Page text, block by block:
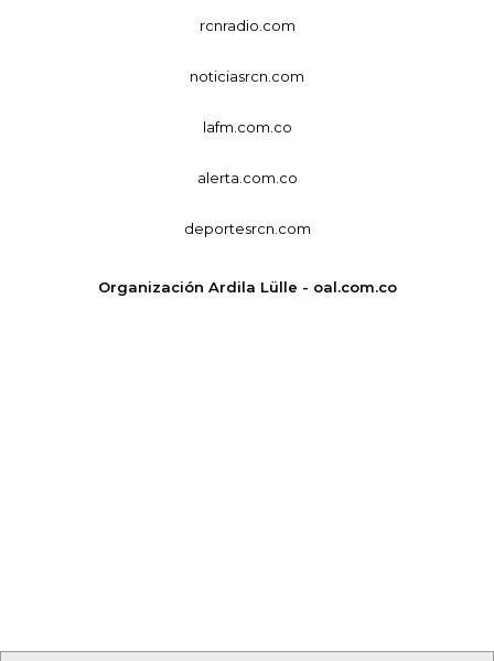
rcnradio.com
noticiasrcn.com
lafm.com.co
alerta.com.co
deportesrcn.com
Organización Ardila Lülle - oal.com.co